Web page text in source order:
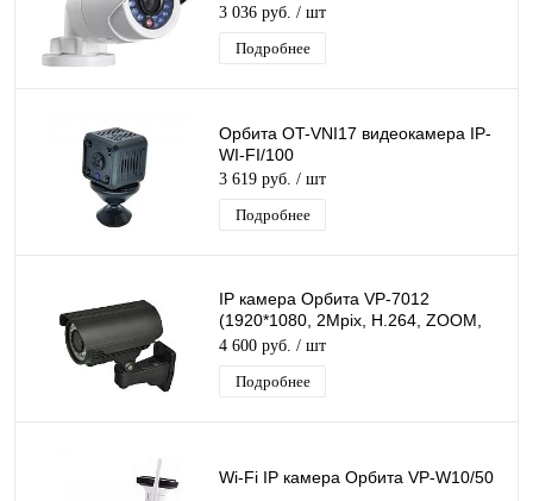
3 036 руб. / шт
Подробнее
Орбита OT-VNI17 видеокамера IP-
WI-FI/100
3 619 руб. / шт
Подробнее
IP камера Орбита VP-7012
(1920*1080, 2Mpix, H.264, ZOOM,
2.8-12мм)/10
4 600 руб. / шт
Подробнее
Wi-Fi IP камера Орбита VP-W10/50